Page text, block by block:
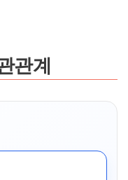
관계